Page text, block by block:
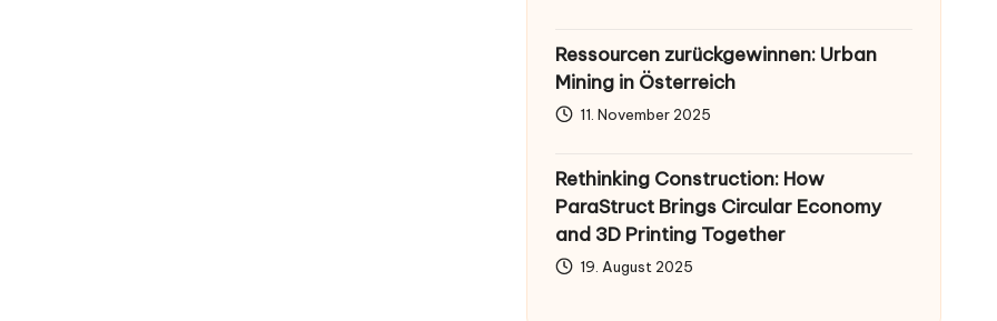
Ressourcen zurückgewinnen: Urban
Mining in Österreich
11. November 2025
Rethinking Construction: How
ParaStruct Brings Circular Economy
and 3D Printing Together
19. August 2025